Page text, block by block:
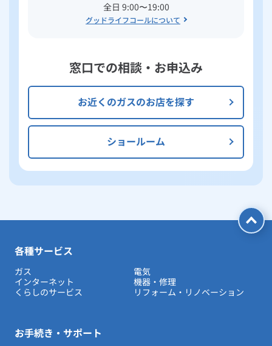
全日 9:00〜19:00
グッドライフコールについて
窓口での相談・お申込み
お近くのガスのお店を探す
ショールーム
各種サービス
ガス
電気
インターネット
機器・修理
くらしのサービス
リフォーム・リノベーション
お手続き・サポート